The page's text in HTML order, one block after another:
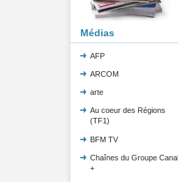
Médias
AFP
ARCOM
arte
Au coeur des Régions
(TF1)
BFM TV
Chaînes du Groupe Canal
+